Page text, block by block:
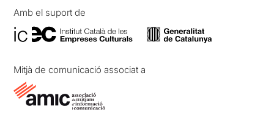
Amb el suport de
Mitjà de comunicació associat a